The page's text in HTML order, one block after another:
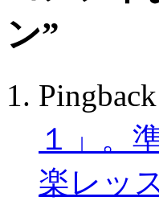
ン”
１」。
楽レッ